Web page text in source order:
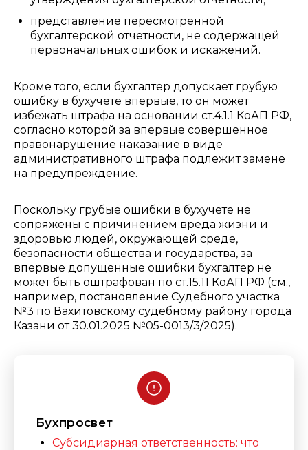
представление пересмотренной
бухгалтерской отчетности, не содержащей
первоначальных ошибок и искажений.
Кроме того, если бухгалтер допускает грубую
ошибку в бухучете впервые, то он может
избежать штрафа на основании ст.4.1.1 КоАП РФ,
согласно которой за впервые совершенное
правонарушение наказание в виде
административного штрафа подлежит замене
на предупреждение.
Поскольку грубые ошибки в бухучете не
сопряжены с причинением вреда жизни и
здоровью людей, окружающей среде,
безопасности общества и государства, за
впервые допущенные ошибки бухгалтер не
может быть оштрафован по ст.15.11 КоАП РФ (см.,
например, постановление Судебного участка
№3 по Вахитовскому судебному району города
Казани от 30.01.2025 №05-0013/3/2025).
Бухпросвет
Субсидиарная ответственность: что